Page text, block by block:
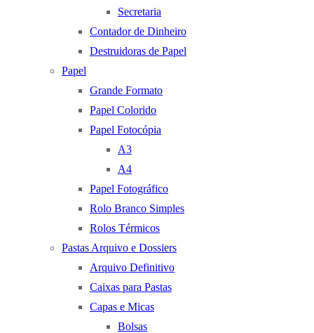
Secretaria
Contador de Dinheiro
Destruidoras de Papel
Papel
Grande Formato
Papel Colorido
Papel Fotocópia
A3
A4
Papel Fotográfico
Rolo Branco Simples
Rolos Térmicos
Pastas Arquivo e Dossiers
Arquivo Definitivo
Caixas para Pastas
Capas e Micas
Bolsas